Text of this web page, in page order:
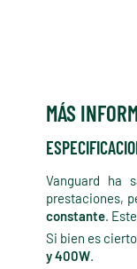
MÁS
Vanguard ha
prestaciones,
constante.
Si bien es
y 400W.